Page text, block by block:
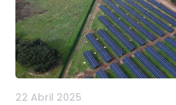
22 Abril 2025